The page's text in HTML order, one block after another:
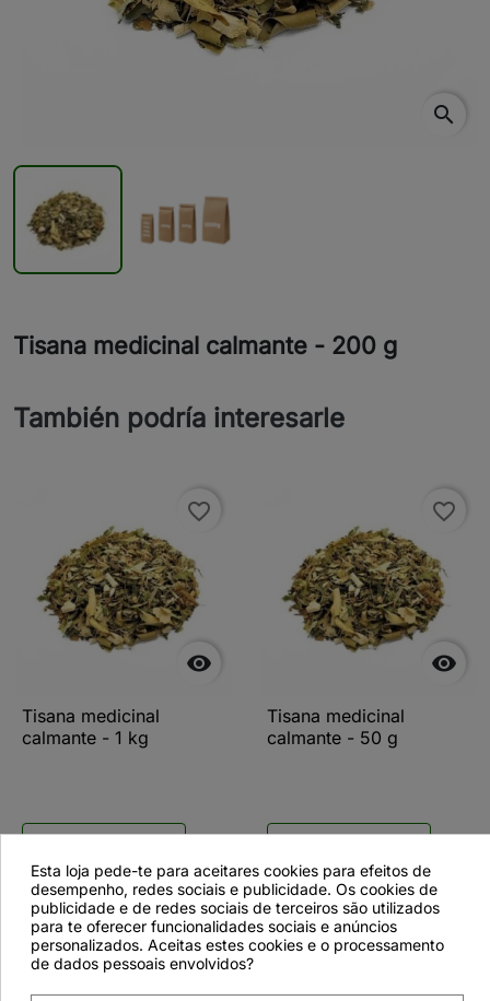
search
Tisana medicinal calmante - 200 g
También podría interesarle

favorite_border
Tisana medicinal
calmante - 1 kg

favorite_border
Tisana medicinal
calmante - 50 g
favorite_border
Esta loja pede-te para aceitares cookies para efeitos de
desempenho, redes sociais e publicidade. Os cookies de
publicidade e de redes sociais de terceiros são utilizados
para te oferecer funcionalidades sociais e anúncios
personalizados. Aceitas estes cookies e o processamento
de dados pessoais envolvidos?